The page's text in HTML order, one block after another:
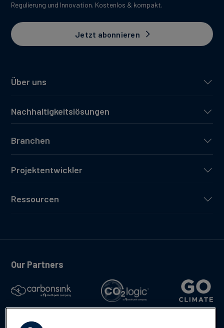
Über uns
Nachhaltigkeitslösungen
Branchen
Projektentwickler
Ressourcen
Regulierung und Innovation. Kostenlos & kompakt.
Jetzt abonnieren
Our Partners